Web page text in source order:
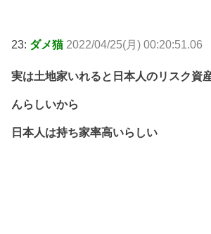
23: ダメ猫 2022/04/25(月) 00:20:51.06
実は土地家いれると日本人のリスク資
んらしいから
日本人は持ち家率高いらしい